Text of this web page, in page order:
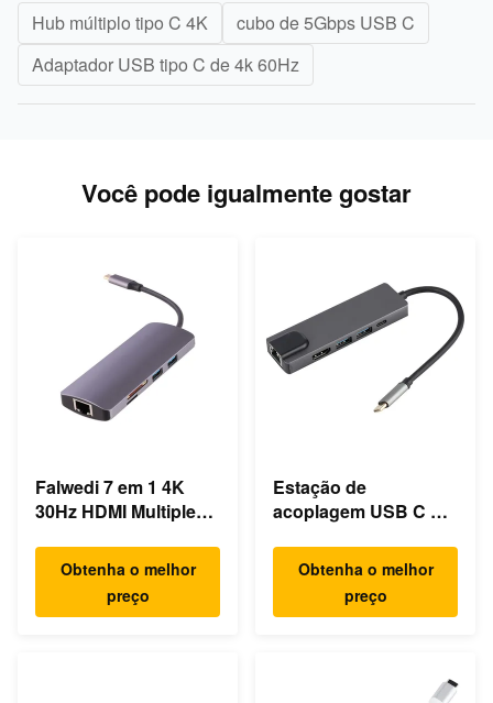
Hub múltiplo tipo C 4K
cubo de 5Gbps USB C
Adaptador USB tipo C de 4k 60Hz
Você pode igualmente gostar
Falwedi 7 em 1 4K
30Hz HDMI Multiple
Obtenha o melhor
preço
Estação de
acoplagem USB C de
ultra rápido Gigabit
Ethernet
Obtenha o melhor
preço